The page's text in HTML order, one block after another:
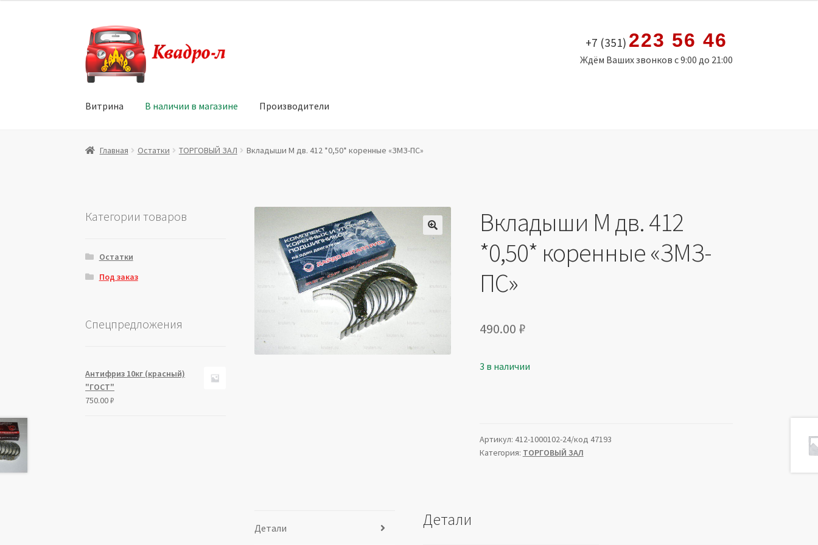
Перейти
к
навигации
Перейти
к
содержимому
+7 (351) 223 56 46
Ждём Ваших звонков с 9:00 до 21:00
Витрина В наличии в магазине Производители
Главная Витрина Мой аккаунтПолитика в отношении обработки персональных данных
Главная Остатки ТОРГОВЫЙ ЗАЛ Вкладыши М дв. 412 *0,50* коренные «ЗМЗ-ПС»
🔍
Вкладыши М дв. 412
*0,50* коренные «ЗМЗ-
ПС»
490.00 ₽
3 в наличии
Артикул: 412-1000102-24/код 47193
Категория: ТОРГОВЫЙ ЗАЛ
Детали Детали
Категории товаров
Остатки
Под заказ
Спецпредложения
Антифриз 10кг (красный)
"ГОСТ"
750.00₽